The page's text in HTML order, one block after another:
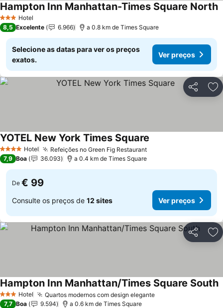
3 EstrelasHotel
Hampton Inn Manhattan-Times Square North
8,5 Excelente 6.966 a 0.8 km de Times Square
Selecione as datas para ver os preços
exatos.
Ver preços
Partilhar
4 EstrelasHotel Refeições no Green Fig RestaurantVer preços
YOTEL New York Times Square
7,9 Boa 36.093 a 0.4 km de Times Square
De € 99
Consulte os preços de 12 sites Ver preços
Partilhar
3 EstrelasHotel Quartos modernos com design eleganteVer preços
Hampton Inn Manhattan/Times Square South
7,7 Boa 9.594 a 0.6 km de Times Square